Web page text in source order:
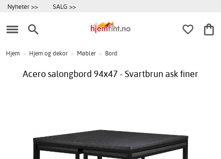
Nyheter >> SALG >>
Hjem > Hjem og dekor > Møbler > Bord
Acero salongbord 94x47 - Svartbrun ask finer